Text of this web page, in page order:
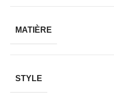
MATIÈRE
STYLE